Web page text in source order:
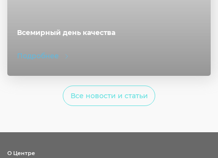
Всемирный день качества
Подробнее
Все новости и статьи
О Центре